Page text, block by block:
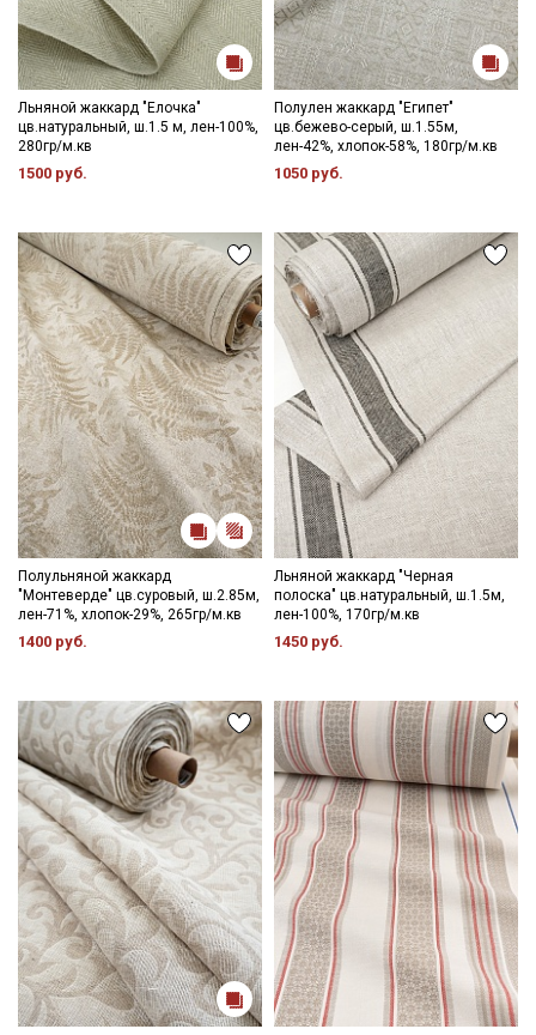
Льняной жаккард "Елочка"
цв.натуральный, ш.1.5 м, лен-100%,
280гр/м.кв
1500 руб.
Полулен жаккард "Египет"
цв.бежево-серый, ш.1.55м,
лен-42%, хлопок-58%, 180гр/м.кв
1050 руб.
Полульняной жаккард
"Монтеверде" цв.суровый, ш.2.85м,
лен-71%, хлопок-29%, 265гр/м.кв
1400 руб.
Льняной жаккард "Черная
полоска" цв.натуральный, ш.1.5м,
лен-100%, 170гр/м.кв
1450 руб.